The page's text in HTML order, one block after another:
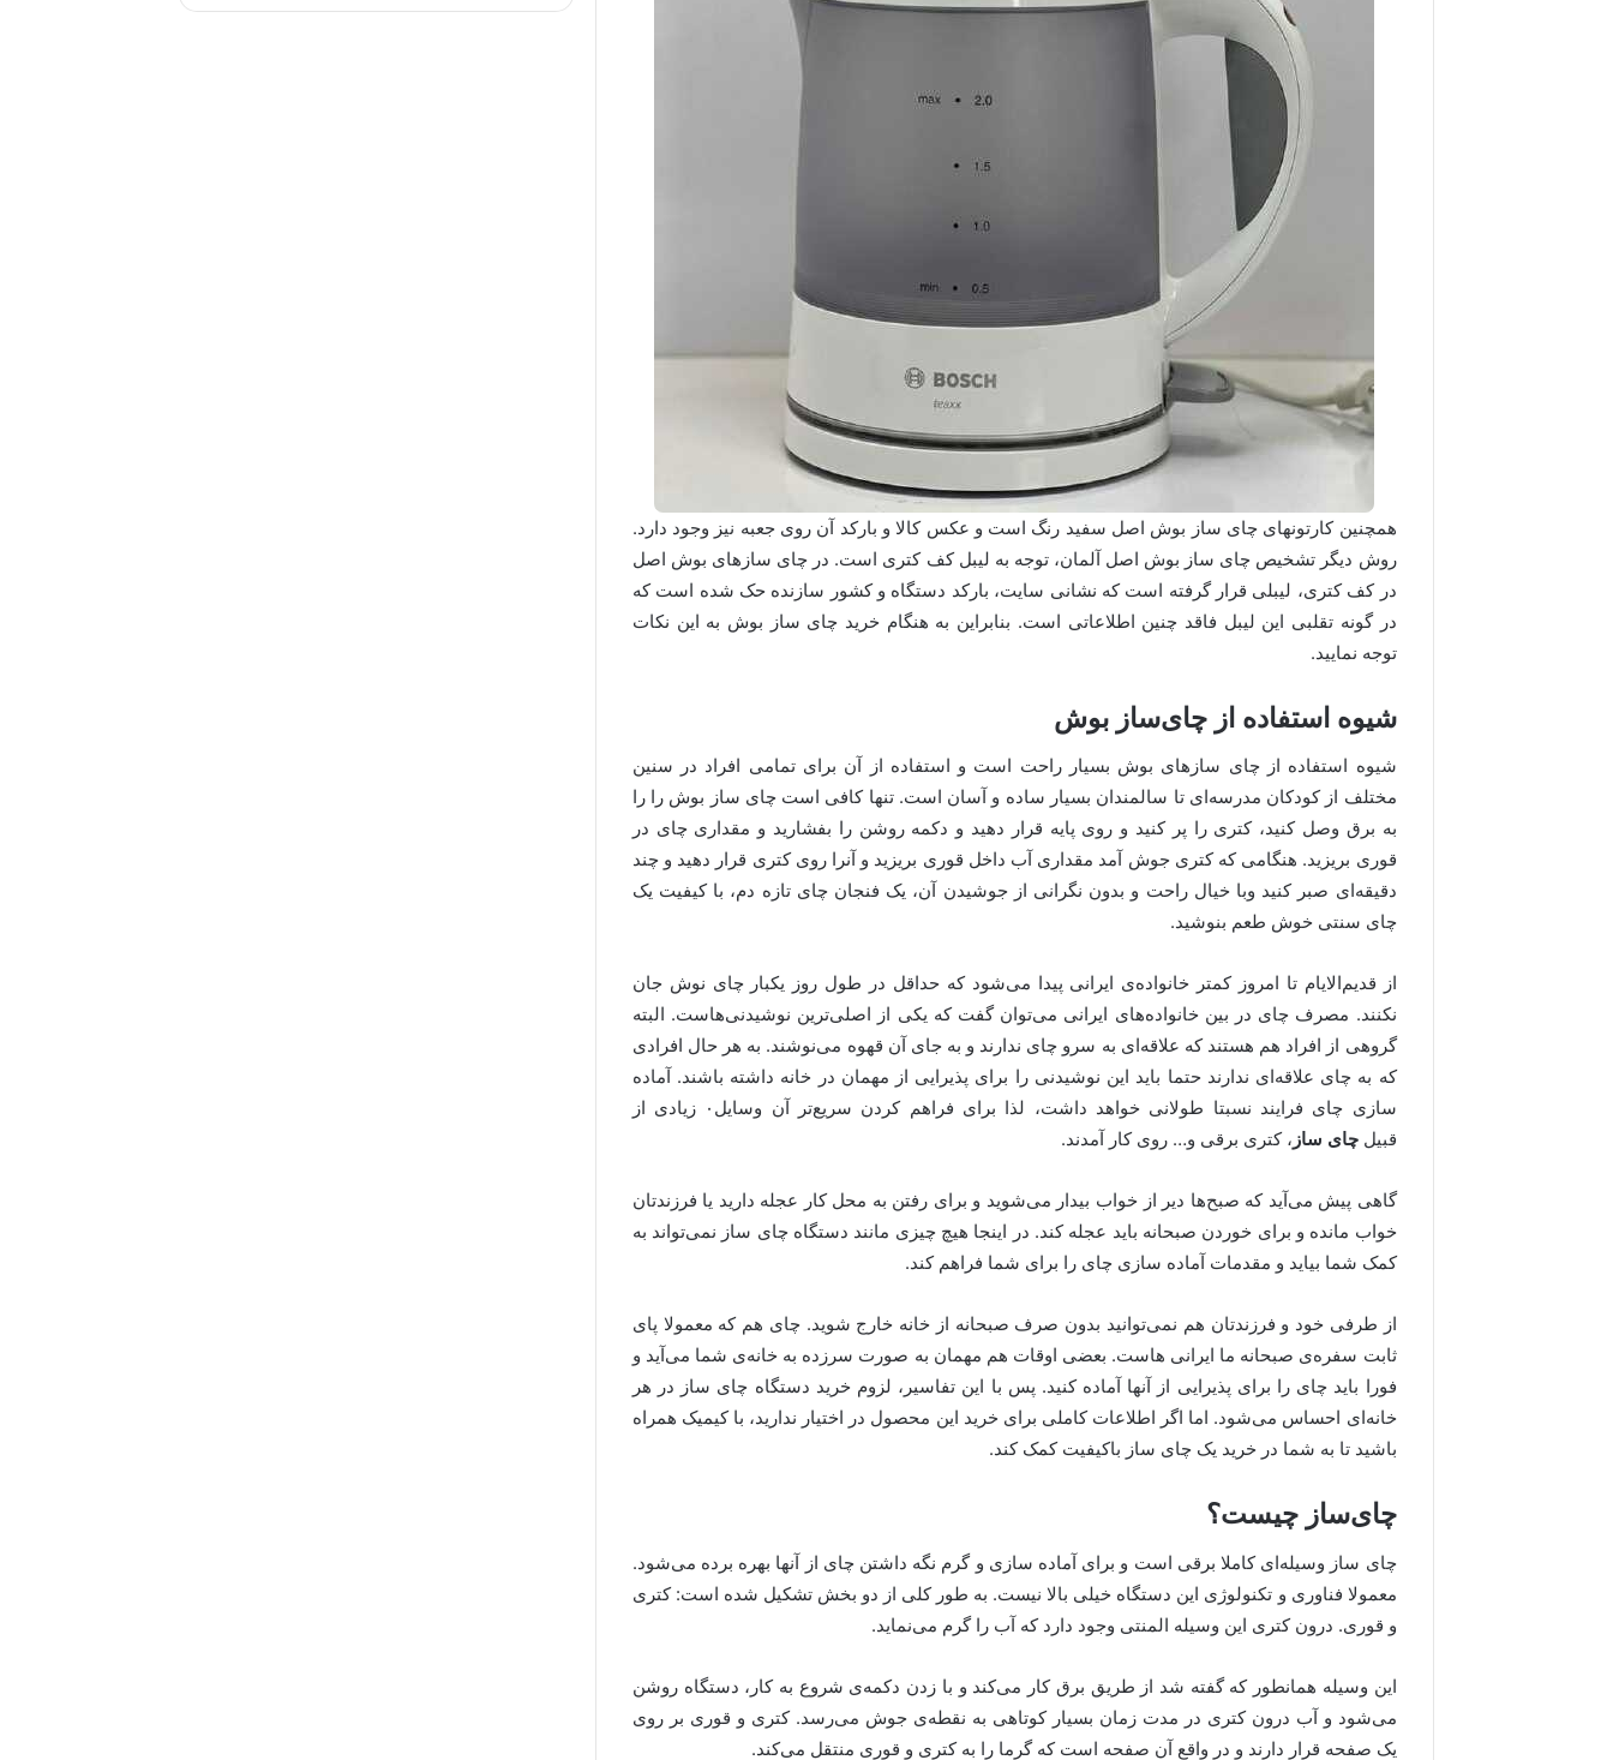
همچنین کارتونهای چای ساز بوش اصل سفید رنگ است و عکس کالا و بارکد آن روی جعبه نیز وجود دارد.
روش دیگر تشخیص چای ساز بوش اصل آلمان، توجه به لیبل کف کتری است. در چای‌ سازهای بوش اصل
در کف کتری، لیبلی قرار گرفته است که نشانی سایت، بارکد دستگاه و کشور سازنده حک شده است که
در گونه تقلبی این لیبل فاقد چنین اطلاعاتی است. بنابراین به هنگام خرید چای ساز بوش به این نکات
توجه نمایید.
شیوه استفاده از چای‌ساز بوش
شیوه استفاده از چای سازهای بوش بسیار راحت است و استفاده از آن برای تمامی افراد در سنین
مختلف از کودکان مدرسه‌ای تا سالمندان بسیار ساده و آسان است. تنها کافی است چای ساز بوش را را
به برق وصل کنید، کتری را پر کنید و روی پایه قرار دهید و دکمه روشن را بفشارید و مقداری چای در
قوری بریزید. هنگامی که کتری جوش آمد مقداری آب داخل قوری بریزید و آنرا روی کتری قرار دهید و چند
دقیقه‌ای صبر کنید وبا خیال راحت و بدون نگرانی از جوشیدن آن، یک فنجان چای تازه دم، با کیفیت یک
چای سنتی خوش طعم بنوشید.
از قدیم‌الایام تا امروز کمتر خانواده‌ی ایرانی پیدا می‌شود که حداقل در طول روز یکبار چای نوش جان
نکنند. مصرف چای در بین خانواده‌های ایرانی می‌توان گفت که یکی از اصلی‌ترین نوشیدنی‌هاست. البته
گروهی از افراد هم هستند که علاقه‌ای به سرو چای ندارند و به جای آن قهوه می‌نوشند. به هر حال افرادی
که به چای علاقه‌ای ندارند حتما باید این نوشیدنی را برای پذیرایی از مهمان در خانه داشته باشند. آماده
سازی چای فرایند نسبتا طولانی خواهد داشت، لذا برای فراهم کردن سریع‌تر آن وسایل۰ زیادی از
قبیلچای ساز ، کتری برقی و… روی کار آمدند.
گاهی پیش می‌آید که صبح‌ها دیر از خواب بیدار می‌شوید و برای رفتن به محل کار عجله دارید یا فرزندتان
خواب مانده و برای خوردن صبحانه باید عجله کند. در اینجا هیچ چیزی مانند دستگاه چای ساز نمی‌تواند به
کمک شما بیاید و مقدمات آماده سازی چای را برای شما فراهم کند.
از طرفی خود و فرزندتان هم نمی‌توانید بدون صرف صبحانه از خانه خارج شوید. چای هم که معمولا پای
ثابت سفره‌ی صبحانه ما ایرانی هاست. بعضی اوقات هم مهمان به صورت سرزده به خانه‌ی شما می‌آید و
فورا باید چای را برای پذیرایی از آنها آماده کنید. پس با این تفاسیر، لزوم خرید دستگاه چای ساز در هر
خانه‌ای احساس می‌شود. اما اگر اطلاعات کاملی برای خرید این محصول در اختیار ندارید، با کیمیک همراه
باشید تا به شما در خرید یک چای ساز باکیفیت کمک کند.
چای‌ساز چیست؟
چای ساز وسیله‌ای کاملا برقی است و برای آماده سازی و گرم نگه داشتن چای از آنها بهره برده می‌شود.
معمولا فناوری و تکنولوژی این دستگاه خیلی بالا نیست. به طور کلی از دو بخش تشکیل شده است: کتری
و قوری. درون کتری این وسیله المنتی وجود دارد که آب را گرم می‌نماید.
این وسیله همانطور که گفته شد از طریق برق کار می‌کند و با زدن دکمه‌ی شروع به کار، دستگاه روشن
می‌شود و آب درون کتری در مدت زمان بسیار کوتاهی به نقطه‌ی جوش می‌رسد. کتری و قوری بر روی
یک صفحه قرار دارند و در واقع آن صفحه است که گرما را به کتری و قوری منتقل می‌کند.